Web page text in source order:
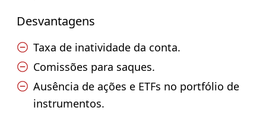
Desvantagens
Taxa de inatividade da conta.
Comissões para saques.
Ausência de ações e ETFs no portfólio de
instrumentos.